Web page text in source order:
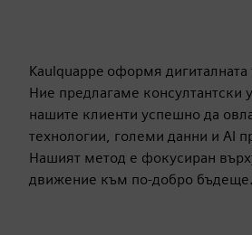
Kaulquappe оформя
Ние предлагаме консултантски
нашите клиенти успешно да
технологии, големи данни и AI
Нашият метод е фокусиран
движение към по-добро бъдеще.